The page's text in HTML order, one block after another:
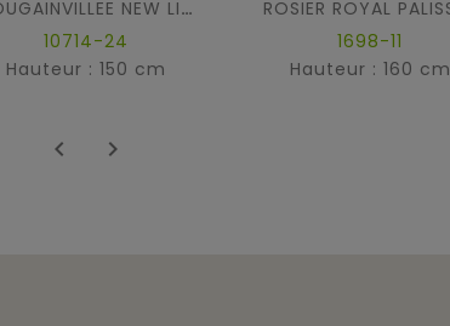
BOUGAINVILLEE NEW LIANES
10714-24
Hauteur : 150 cm
1698-11
Hauteur : 160 cm
 